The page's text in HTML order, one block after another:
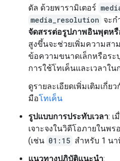
ดัล ด้วยพารามิเตอร์
media_resolution จะ
จัดสรรต่อรูปภาพอินพุตหรื
สูงขึ้นจะช่วยเพิ่มความสา
ข้อความขนาดเล็กหรือระ
การใช้โทเค็นและเวลาใ
ดูรายละเอียดเพิ่มเติมเกี่
มือโทเค็น
รูปแบบการประทับเวลา: เ
เจาะจงในวิดีโอภายในพ
(เช่น 01:15 สำหรับ 1 น
แนวทางปฏิบัติแนะนำ: